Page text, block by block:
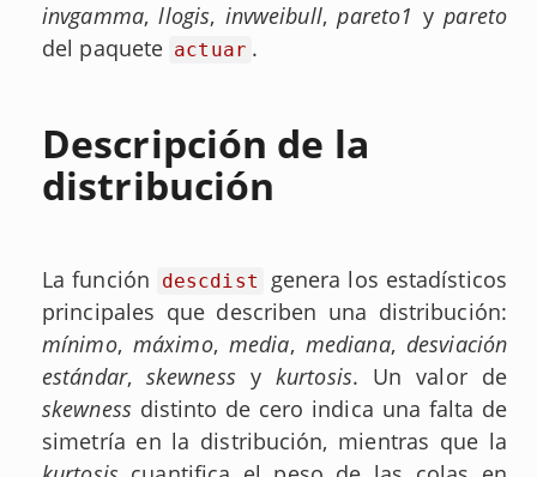
invgamma,llogis, invweibull,pareto1 ypareto
del paquete actuar .
Descripción de la
distribución
La función descdist
genera los estadísticos
principales que describen una distribución:
mínimo,máximo,media, mediana,desviación
estándar, skewnessy kurtosis. Un valor de
skewnessdistinto de cero indica una falta de
simetría en la distribución, mientras que la